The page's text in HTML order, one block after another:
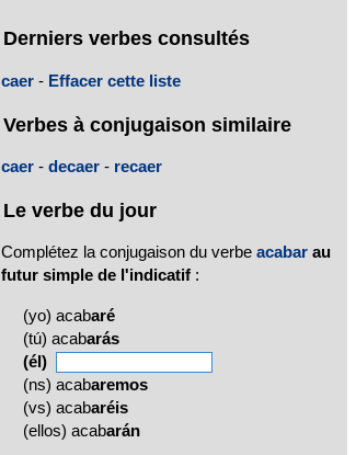
Derniers verbes consultés
caer - Effacer cette liste
Verbes à conjugaison similaire
caer - decaer - recaer
Le verbe du jour
Complétez la conjugaison du verbe acabar au
futur simple de l'indicatif :
(yo) acabaré
(tú) acabarás
(él)
(ns) acabaremos
(vs) acabaréis
(ellos) acabarán